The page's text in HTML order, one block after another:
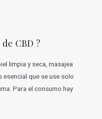
CBD ?
limpia y seca, masajea
que se use solo
Para el consumo hay